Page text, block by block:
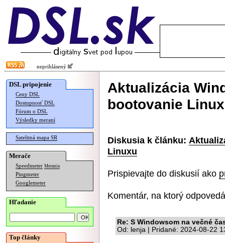
neprihlásený
DSL pripojenie
Ceny DSL
Dostupnosť DSL
Fórum o DSL
Výsledky meraní
Satelitná mapa SR
Merače
Speedmeter Merania
Pingmeter
Googlemeter
Hľadanie
Top články
Aktualizácia
bootovanie
Diskusia k článku:
Linuxu
Prispievajte do diskusií ako
Komentár, na ktorý
Re: S Windowsom na večné
Od: lenja | Pridané: 2024-08-22